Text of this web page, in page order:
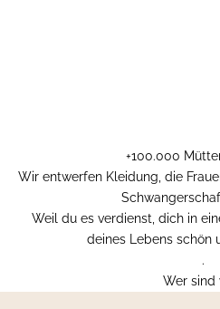
+100.000
Wir entwerfen Kleidung, die
Weil du es verdienst, dich in
deines Lebens schön
.
Wer sind